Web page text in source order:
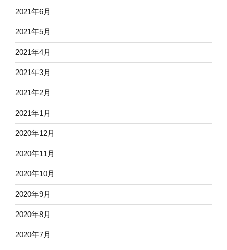
2021年6月
2021年5月
2021年4月
2021年3月
2021年2月
2021年1月
2020年12月
2020年11月
2020年10月
2020年9月
2020年8月
2020年7月